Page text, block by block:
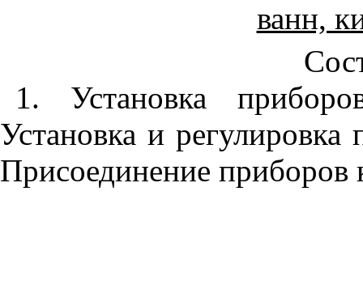
ванн,
1. Установка
Установка и
Присоединение приборов